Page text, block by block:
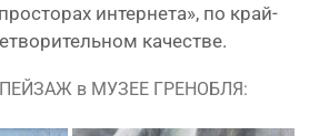
интер­не­та», по край­
качестве.
в МУЗЕЕ ГРЕНОБЛЯ: